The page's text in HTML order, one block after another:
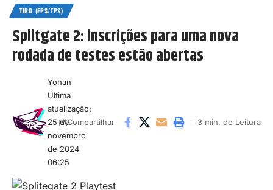
TIRO (FPS/TPS)
Splitgate 2: inscrições para uma nova
rodada de testes estão abertas
Última
atualização:
25 de
novembro
de 2024
06:25
Yohan
Compartilhar 3 min. de Leitura